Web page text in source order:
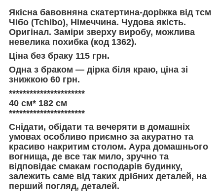
Якісна бавовняна скатертина-доріжка від тсм
Чібо (Tchibo), Німеччина. Чудова якість.
Оригінал. Заміри зверху виробу, можлива
невелика похибка (код 1362).
Ціна без браку 115 грн.
Одна з браком — дірка біля краю, ціна зі
знижкою 60 грн.
**********************
40 см* 182 см
**********************
Снідати, обідати та вечеряти в домашніх
умовах особливо приємно за акуратно та
красиво накритим столом. Аура домашнього
вогнища, де все так мило, зручно та
відповідає смакам господарів будинку,
залежить саме від таких дрібних деталей, на
перший погляд, деталей.